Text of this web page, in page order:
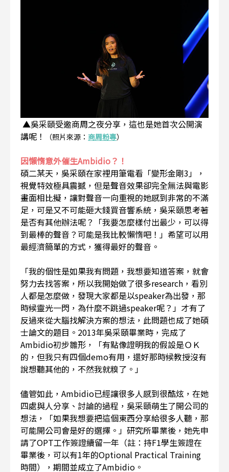
▲吳采頤受邀商周之夜分享，這也是她首次公開演
講呢！
（照片來源： 商周粉專）
因懶惰意外催生Ambidio？！
碩二某天，吳采頤在家裡用筆電看「變形金剛3」，
視覺特效極具震撼，但是聲音效果卻完全無法與電影
畫面相比擬，讓對聲音一向重視的她感到非常的不滿
足，可是又不可能砸大錢買音響系統，吳采頤思考著
是否有其他辦法呢？「我要怎麼樣付出最少，可以得
到最棒的聲音？可能是我比較懶惰吧！」希望可以用
最經濟簡單的方式，獲得最好的聲音。
「我的個性是如果我有問題，我想要知道答案，就會
努力去找答案，所以我開始做了很多research，看別
人都是怎麼做，發現大家都是以speaker為出發，那
時候靈光一閃，為什麼不跳過speaker呢？」才有了
反過來從大腦找解決方案的想法，此問題也成了她碩
士論文的題目。2013年吳采頤畢業時，完成了
Ambidio初步雛形，「有點像證明我的假設是ＯＫ
的，但我只有四個demo有用，還好那時候教授沒有
說想聽其他的，不然我就糗了。」
儘管如此，Ambidio已經讓很多人感到很酷炫，在她
四處與人分享、討論的過程，吳采頤萌生了開公司的
想法，「如果我想要把這個東西分享給很多人聽，那
可能開公司會是好的選擇。」研究所畢業後，她先申
請了OPT工作簽證續留一年（註：持F1學生簽證在
畢業後，可以有1年的Optional Practical Training
時間），期間並成立了Ambidio。